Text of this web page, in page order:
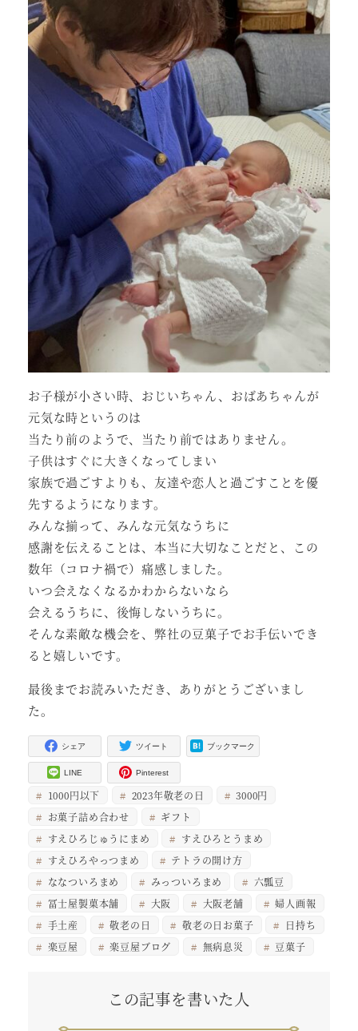
お子様が小さい時、おじいちゃん、おばあちゃんが
元気な時というのは
当たり前のようで、当たり前ではありません。
子供はすぐに大きくなってしまい
家族で過ごすよりも、友達や恋人と過ごすことを優
先するようになります。
みんな揃って、みんな元気なうちに
感謝を伝えることは、本当に大切なことだと、この
数年（コロナ禍で）痛感しました。
いつ会えなくなるかわからないなら
会えるうちに、後悔しないうちに。
そんな素敵な機会を、弊社の豆菓子でお手伝いでき
ると嬉しいです。
最後までお読みいただき、ありがとうございまし
た。
シェア ツイート ブックマーク
LINE Pinterest
1000円以下 2023年敬老の日
3000円
お菓子詰め合わせ
ギフト
すえひろじゅうにまめ
すえひろとうまめ
すえひろやっつまめ
テトラの開け方
ななついろまめ
みっついろまめ
六瓢豆
冨士屋製菓本舗
大阪 大阪老舗
婦人画報
手土産
敬老の日 敬老の日お菓子
日持ち
楽豆屋
楽豆屋ブログ 無病息災 豆菓子
この記事を書いた人